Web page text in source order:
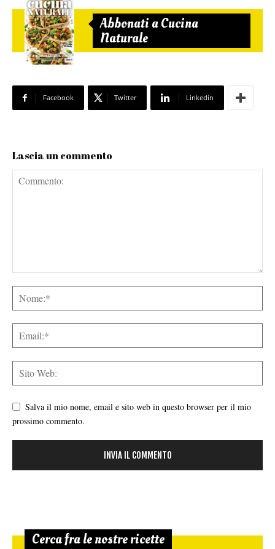
Abbonati a Cucina
Naturale
Facebook Twitter Linkedin
Lascia un commento
Salva il mio nome, email e sito web in questo browser per il mio
prossimo commento.
Cerca fra le nostre ricette